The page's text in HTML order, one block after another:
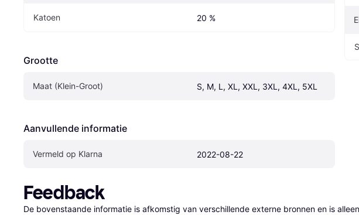
Katoen 20 %
Grootte
Maat (Klein-Groot) S, M, L, XL, XXL, 3XL, 4XL, 5XL
Aanvullende informatie
Vermeld op Klarna 2022-08-22
Feedback
De bovenstaande informatie is afkomstig van verschillende externe bronnen en is